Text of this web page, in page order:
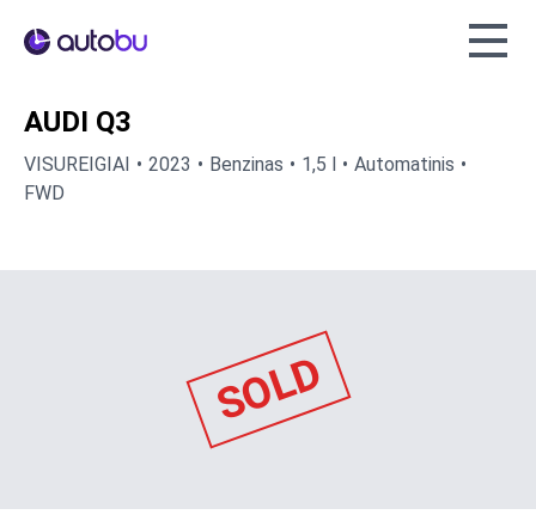
Autobu.eu
AUDI Q3
VISUREIGIAI 2023 Benzinas 1,5 l
Automatinis
FWD
SOLD